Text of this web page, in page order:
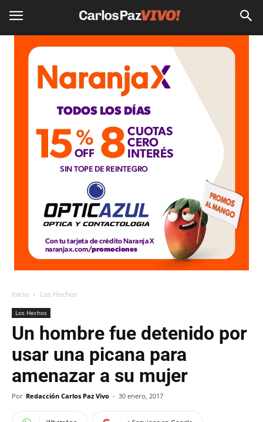
Inicio Los Hechos
Los Hechos
Un hombre fue detenido por
usar una picana para
amenazar a su mujer
Por Redacción Carlos Paz Vivo - 30 enero, 2017